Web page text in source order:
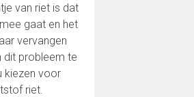
van riet is dat
gaat en het
vervangen
dit probleem te
kiezen voor
riet.